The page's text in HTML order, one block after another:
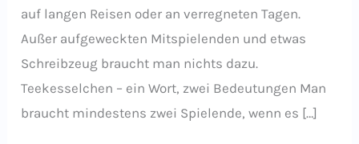
auf langen Reisen oder an verregneten Tagen.
Außer aufgeweckten Mitspielenden und etwas
Schreibzeug braucht man nichts dazu.
Teekesselchen – ein Wort, zwei Bedeutungen Man
braucht mindestens zwei Spielende, wenn es […]